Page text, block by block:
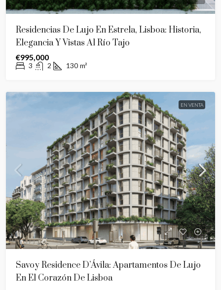
Residencias De Lujo En Estrela, Lisboa: Historia,
Elegancia Y Vistas Al Río Tajo
€995,000
3 2 130 m²
EN VENTA
Savoy Residence D’Ávila: Apartamentos De Lujo
En El Corazón De Lisboa